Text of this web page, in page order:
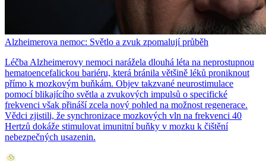
Alzheimerova nemoc: Světlo a zvuk zpomalují průběh
Léčba Alzheimerovy nemoci narážela dlouhá léta na neprostupnou
hematoencefalickou bariéru, která bránila většině léků proniknout
přímo k mozkovým buňkám. Objev takzvané neurostimulace
pomocí blikajícího světla a zvukových impulsů o specifické
frekvenci však přináší zcela nový pohled na možnost regenerace.
Vědci zjistili, že synchronizace mozkových vln na frekvenci 40
Hertzů dokáže stimulovat imunitní buňky v mozku k čištění
nebezpečných usazenin.